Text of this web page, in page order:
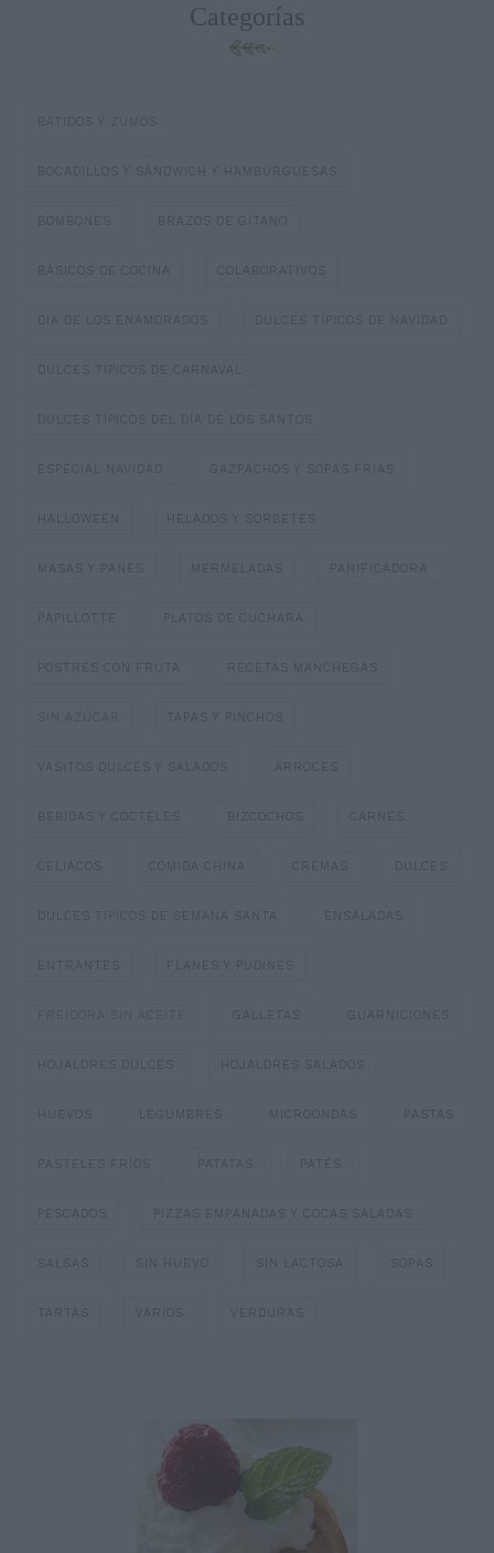
Categorías
BATIDOS Y ZUMOS
BOCADILLOS Y SÁNDWICH Y HAMBURGUESAS
BOMBONES BRAZOS DE GITANO
BÁSICOS DE COCINA COLABORATIVOS
DIA DE LOS ENAMORADOS DULCES TÍPICOS DE NAVIDAD
DULCES TÍPICOS DE CARNAVAL
DULCES TÍPICOS DEL DÍA DE LOS SANTOS
ESPECIAL NAVIDAD GAZPACHOS Y SOPAS FRIAS
HALLOWEEN HELADOS Y SORBETES
MASAS Y PANES MERMELADAS PANIFICADORA
PAPILLOTTE PLATOS DE CUCHARA
POSTRES CON FRUTA RECETAS MANCHEGAS
SIN AZÚCAR TAPAS Y PINCHOS
VASITOS DULCES Y SALADOS ARROCES
BEBIDAS Y CÓCTELES BIZCOCHOS CARNES
CELIACOS COMIDA CHINA CREMAS
DULCES TIPICOS DE SEMANA SANTA ENSALADAS
ENTRANTES FLANES Y PUDINES
FREIDORA SIN ACEITE GALLETAS GUARNICIONES
HOJALDRES DULCES HOJALDRES SALADOS
HUEVOS LEGUMBRES MICROONDAS PASTAS
PASTELES FRÍOS PATATAS PATÉS
PESCADOS PIZZAS EMPANADAS Y COCAS SALADAS
SALSAS SIN HUEVO SIN LACTOSA SOPAS
TARTAS VARIOS VERDURAS